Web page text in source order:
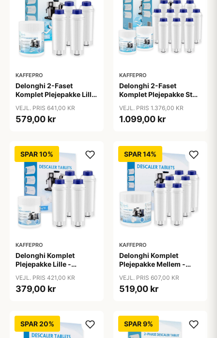
KAFFEPRO
Delonghi 2-Faset
Komplet Plejepakke Lille
Afkalkningstabs - Lille
VEJL. PRIS 641,00 KR
579,00 kr
KAFFEPRO
Delonghi 2-Faset
Komplet Plejepakke Stor
Afkalkningstabs - Stor
VEJL. PRIS 1.376,00 KR
1.099,00 kr
SPAR 10%
KAFFEPRO
Delonghi Komplet
Plejepakke Lille -
Rengøringstabs - Lille
VEJL. PRIS 421,00 KR
379,00 kr
SPAR 14%
KAFFEPRO
Delonghi Komplet
Plejepakke Mellem -
Rengøringstabs -
Mellem
VEJL. PRIS 607,00 KR
519,00 kr
SPAR 20% SPAR 9%